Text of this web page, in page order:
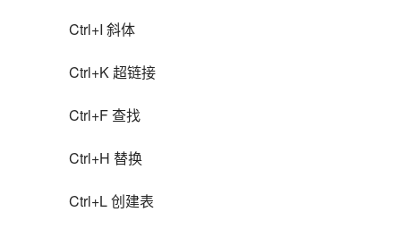
Ctrl+I 斜体
Ctrl+K 超链接
Ctrl+F 查找
Ctrl+H 替换
Ctrl+L 创建表